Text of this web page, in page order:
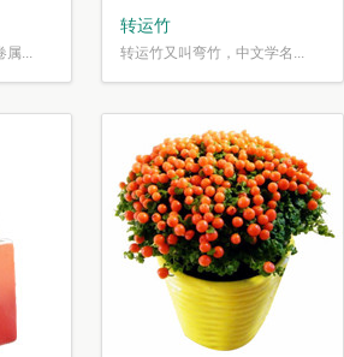
属...
转运竹
转运竹又叫弯竹，中文学名...